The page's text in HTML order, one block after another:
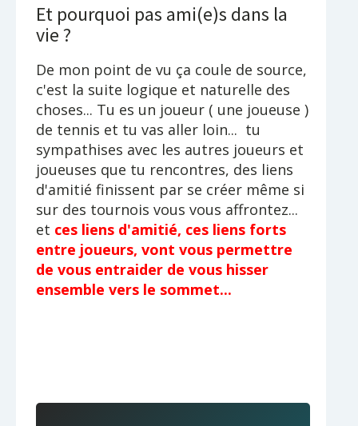
Et pourquoi pas ami(e)s dans la
vie ?
De mon point de vu ça coule de source,
c'est la suite logique et naturelle des
choses... Tu es un joueur ( une joueuse )
de tennis et tu vas aller loin... tu
sympathises avec les autres joueurs et
joueuses que tu rencontres, des liens
d'amitié finissent par se créer même si
sur des tournois vous vous affrontez...
et ces liens d'amitié, ces liens forts
entre joueurs, vont vous permettre
de vous entraider de vous hisser
ensemble vers le sommet...